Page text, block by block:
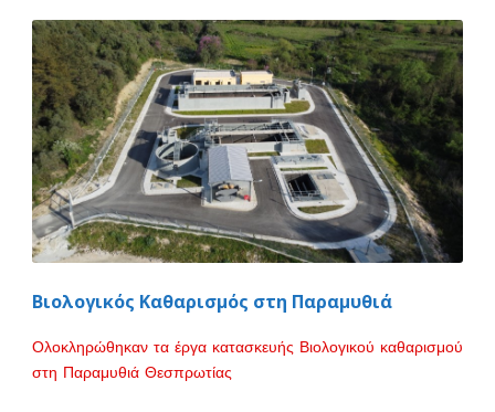
Βιολογικός Καθαρισμός στη Παραμυθιά
Ολοκληρώθηκαν τα έργα κατασκευής Βιολογικού καθαρισμού
στη Παραμυθιά Θεσπρωτίας